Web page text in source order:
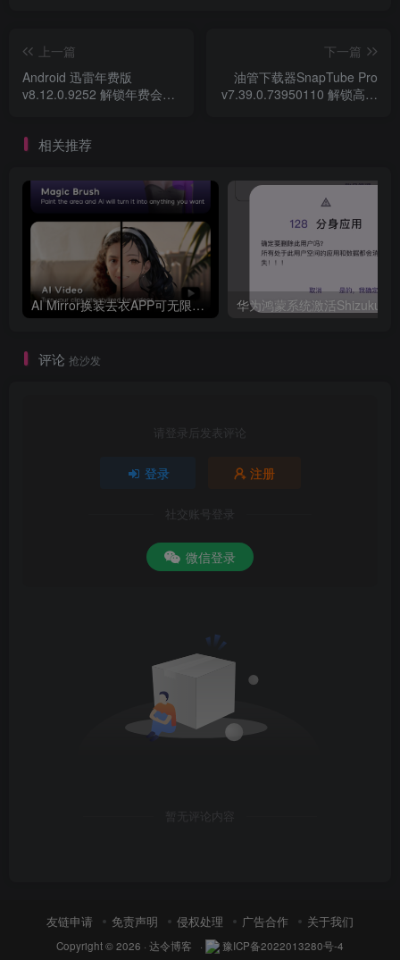
上一篇
Android 迅雷年费版
v8.12.0.9252 解锁年费会员
下一篇
油管下载器SnapTube Pro
v7.39.0.73950110 解锁高级
相关推荐
AI Mirror换装去衣APP可无限白嫖！
评论 抢沙发
请登录后发表评论
登录 注册
社交账号登录
微信登录
暂无评论内容
友链申请 免责声明 侵权处理 广告合作 关于我们
Copyright © 2026 · 达令博客 · 豫ICP备2022013280号-4